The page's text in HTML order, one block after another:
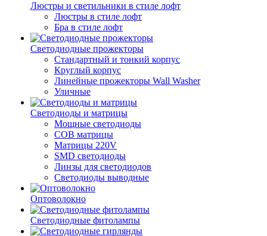
Люстры и светильники в стиле лофт
Люстры в стиле лофт
Бра в стиле лофт
Светодиодные прожекторы
Стандартный и тонкий корпус
Круглый корпус
Линейные прожекторы Wall Washer
Уличные
Светодиоды и матрицы
Мощные светодиоды
COB матрицы
Матрицы 220V
SMD светодиоды
Линзы для светодиодов
Светодиоды выводные
Оптоволокно
Светодиодные фитолампы